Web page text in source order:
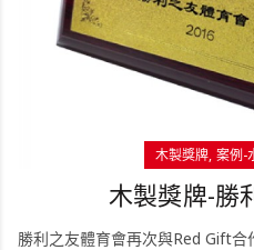
木製獎牌 案例-
木製獎牌-勝
勝利之友體育會再次與Red Gift